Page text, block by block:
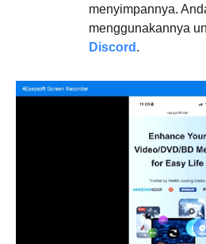
menyimpannya.
menggunakannya
Discord .